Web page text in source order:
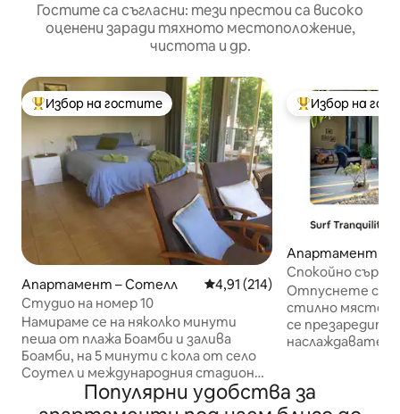
Гостите са съгласни: тези престои са високо
оценени заради тяхното местоположение,
чистота и др.
Най-популярен избор на гостите
Избор на гостите
Апартамент – Сотелл Средна оценка: 4,91 от 5,
4,91 (214)
Студио на номер 10
Намираме се на няколко минути
пеша от плажа Боамби и залива
Боамби, на 5 минути с кола от село
Соутел и международния стадион
планиране и отделна баня. Домът ни
Най-популярен
Избор на
Апартамент –
each
Спокойно
Отпуснете се в
стилно място,
се
наслаждавате
можете да се
плувате, да
Популярни удобства за